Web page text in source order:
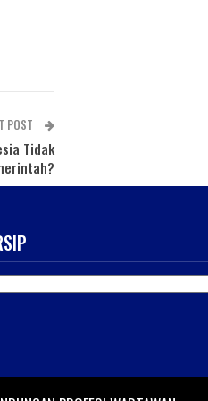
POST
Tidak